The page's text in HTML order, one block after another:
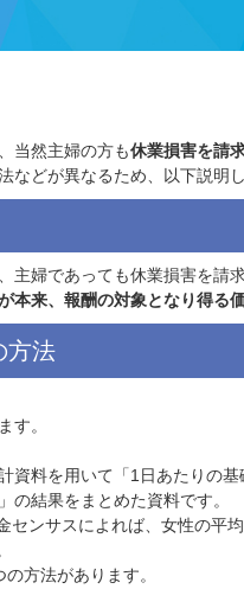
相談【島・鈴木法律事務所】
て
った場合、当然主婦の方も
し計算方法などが異なる
った場合、主婦であっても
求の方法
します。
求められます。
数」